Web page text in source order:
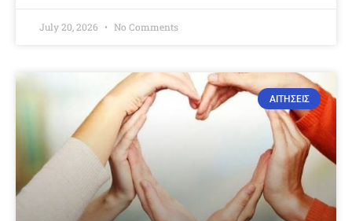
July 20, 2026 No Comments
ΑΙΤΗΣΕΙΣ